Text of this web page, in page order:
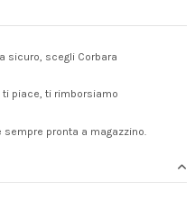
sicuro, scegli Corbara
ti piace, ti rimborsiamo
pronta a magazzino.